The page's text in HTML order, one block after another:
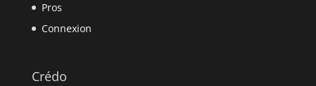
Pros
Connexion
Crédo